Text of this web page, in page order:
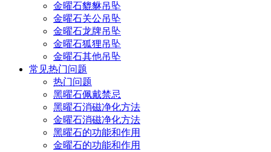
金曜石貔貅吊坠
金曜石关公吊坠
金曜石龙牌吊坠
金曜石狐狸吊坠
金曜石其他吊坠
常见热门问题
热门问题
黑曜石佩戴禁忌
黑曜石消磁净化方法
金曜石消磁净化方法
黑曜石的功能和作用
金曜石的功能和作用